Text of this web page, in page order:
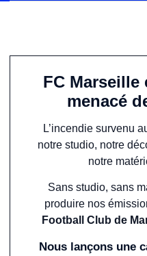
FC Marseille
menacé
L’incendie survenu
notre studio, notre
notre
Sans studio, sans
produire nos
Football Club de
Nous lançons une